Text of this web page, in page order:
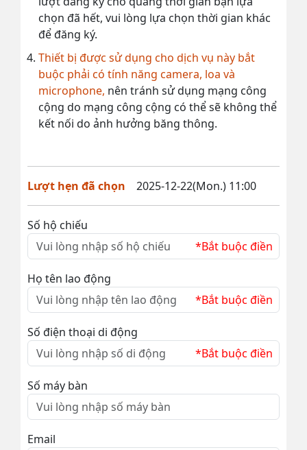
chọn đã hết, vui lòng lựa chọn thời gian khác
để đăng ký.
Thiết bị được sử dụng cho dịch vụ này bắt
buộc phải có tính năng camera, loa và
microphone, nên tránh sử dụng mạng công
cộng do mạng công cộng có thể sẽ không thể
kết nối do ảnh hưởng băng thông.
Lượt hẹn đã chọn 2025-12-22(Mon.) 11:00
Số hộ chiếu
*Bắt buộc điền
Họ tên lao động
*Bắt buộc điền
Số điện thoại di động
*Bắt buộc điền
Số máy bàn
Email